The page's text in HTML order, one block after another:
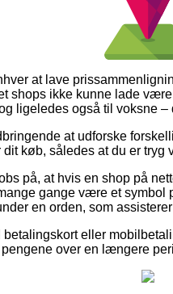
at lave
shops ikke kunne lade
ligeledes også til voksne
at udforske
køb, således at du er tryg
på, at hvis en shop på
gange være et
en orden, som
eller
over en længere